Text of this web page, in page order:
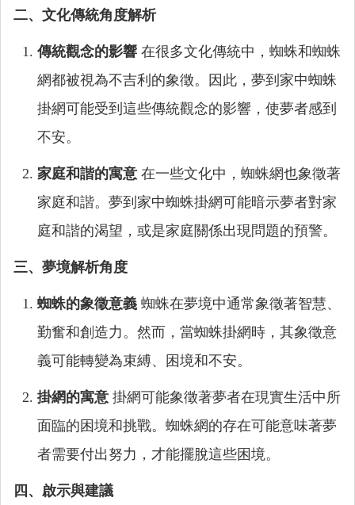
二、文化傳統角度解析
傳統觀念的影響 在很多文化傳統中，蜘蛛和蜘蛛
網都被視為不吉利的象徵。因此，夢到家中蜘蛛
掛網可能受到這些傳統觀念的影響，使夢者感到
不安。
家庭和諧的寓意 在一些文化中，蜘蛛網也象徵著
家庭和諧。夢到家中蜘蛛掛網可能暗示夢者對家
庭和諧的渴望，或是家庭關係出現問題的預警。
三、夢境解析角度
蜘蛛的象徵意義 蜘蛛在夢境中通常象徵著智慧、
勤奮和創造力。然而，當蜘蛛掛網時，其象徵意
義可能轉變為束縛、困境和不安。
掛網的寓意 掛網可能象徵著夢者在現實生活中所
面臨的困境和挑戰。蜘蛛網的存在可能意味著夢
者需要付出努力，才能擺脫這些困境。
四、啟示與建議